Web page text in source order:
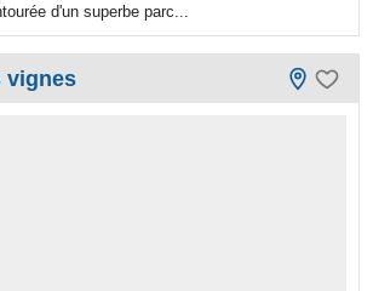
d'un superbe parc...
vignes